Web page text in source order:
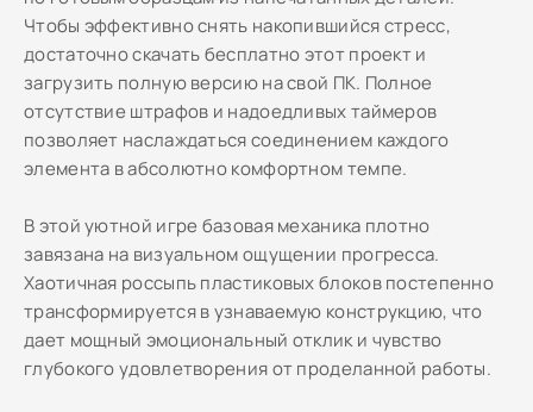
Чтобы эффективно снять накопившийся стресс,
достаточно скачать бесплатно этот проект и
загрузить полную версию на свой ПК. Полное
отсутствие штрафов и надоедливых таймеров
позволяет наслаждаться соединением каждого
элемента в абсолютно комфортном темпе.
В этой уютной игре базовая механика плотно
завязана на визуальном ощущении прогресса.
Хаотичная россыпь пластиковых блоков постепенно
трансформируется в узнаваемую конструкцию, что
дает мощный эмоциональный отклик и чувство
глубокого удовлетворения от проделанной работы.